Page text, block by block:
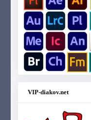
VIP-diakov.net